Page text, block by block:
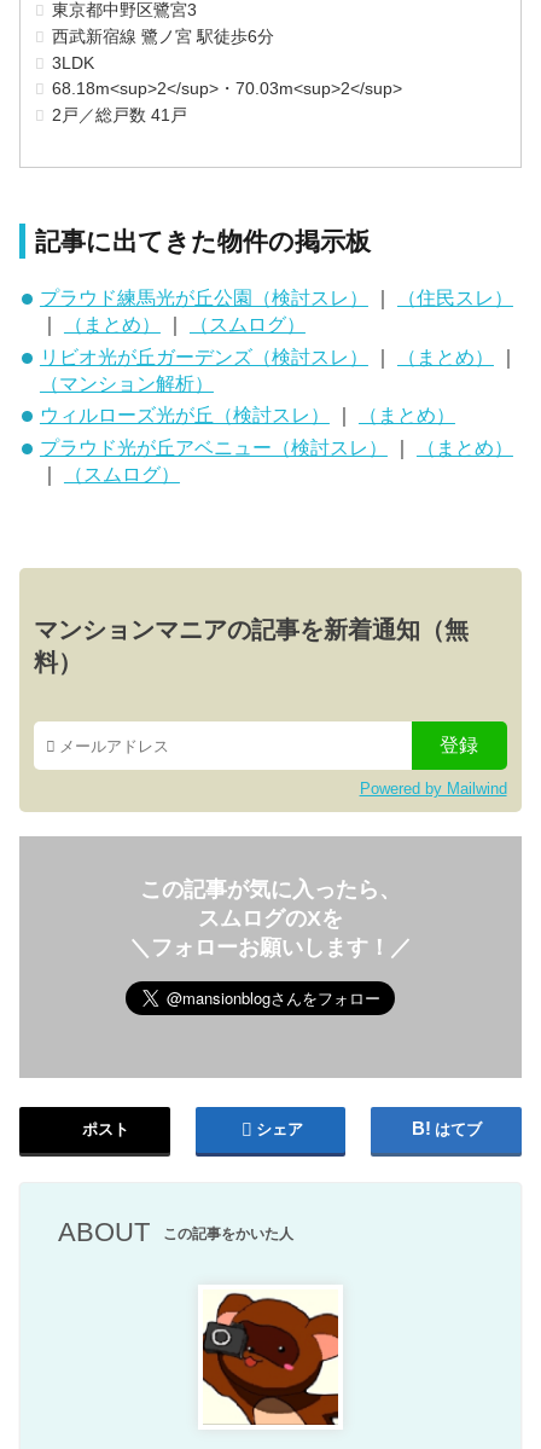
東京都中野区鷺宮3
西武新宿線 鷺ノ宮 駅徒歩6分
3LDK
68.18m<sup>2</sup>・70.03m<sup>2</sup>
2戸／総戸数 41戸
記事に出てきた物件の掲示板
プラウド練馬光が丘公園（検討スレ） ｜
（住民スレ）
｜
（まとめ） ｜
（スムログ）
リビオ光が丘ガーデンズ（検討スレ）
｜ （まとめ）
｜
（マンション解析）
ウィルローズ光が丘（検討スレ）
（まとめ）
プラウド光が丘アベニュー（検討スレ）
｜
（まとめ）
｜
（スムログ）
マンションマニアの記事を新着通知（無
料）
Powered by Mailwind
この記事が気に入ったら、
スムログのXを
＼フォローお願いします！／
ポスト シェア はてブ
ABOUT この記事をかいた人